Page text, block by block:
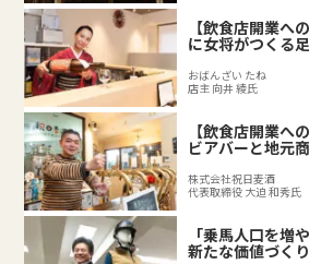
【飲食店開業へ
に女将がつくる
おばんざい たね
店主 向井 綾氏
【飲食店開業へ
ビアバーと地元
株式会社祝日麦酒
代表取締役 大迫 和秀氏
「乗馬人口を増
新たな価値づく